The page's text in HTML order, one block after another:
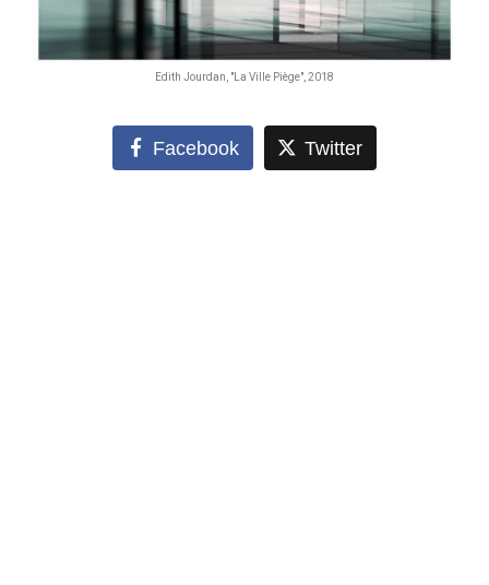
Edith Jourdan, "La Ville Piège", 2018
Facebook Twitter